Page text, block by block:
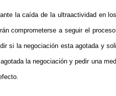
la caída de la ultraactividad en
comprometerse a seguir el
si la negociación esta agotada y
la negociación y pedir una